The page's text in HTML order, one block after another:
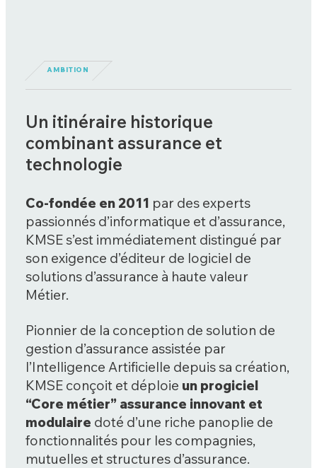
AMBITION
Un itinéraire historique
combinant assurance et
technologie
Co-fondée en 2011 par des experts
passionnés d’informatique et d’assurance,
KMSE s’est immédiatement distingué par
son exigence d’éditeur de logiciel de
solutions d’assurance à haute valeur
Métier.
Pionnier de la conception de solution de
gestion d’assurance assistée par
l’Intelligence Artificielle depuis sa création,
KMSE conçoit et déploie un progiciel
“Core métier” assurance innovant et
modulaire doté d’une riche panoplie de
fonctionnalités pour les compagnies,
mutuelles et structures d’assurance.